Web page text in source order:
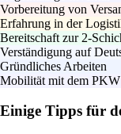
Vorbereitung von
Erfahrung in der
Bereitschaft zur 2-
Verständigung auf
Gründliches Arbeiten
Mobilität mit dem PKW
Einige Tipps für